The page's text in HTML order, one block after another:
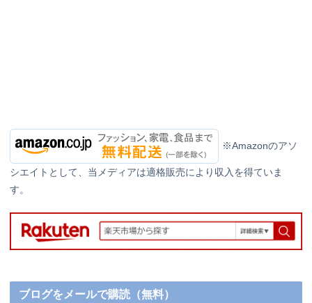
※Amazonのアソ
シエイトとして、当メディアは適格販売により収入を得ていま
す。
ブログをメールで購読（無料）